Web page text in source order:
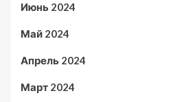
Июнь 2024
Май 2024
Апрель 2024
Март 2024